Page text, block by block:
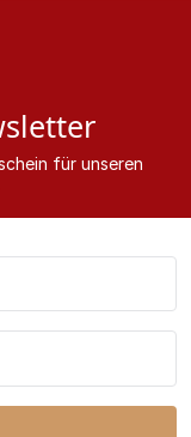
für unseren